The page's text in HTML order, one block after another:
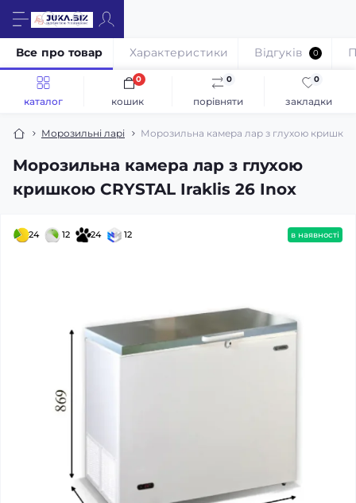
каталог порівняти
0
закладки
0
кошик
0
Морозильні ларі Морозильна камера лар з глухою кришкою
Морозильна камера лар з глухою
кришкою CRYSTAL Iraklis 26 Inox
Все про товар Характеристики Відгуків 0
24 12 24 12 в наявності